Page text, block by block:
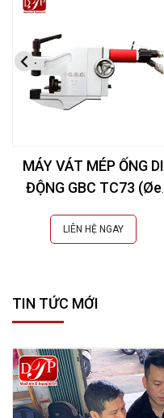
MÁY VÁT MÉP ỐNG DI
ĐỘNG GBC TC73 (Øe
LIÊN HỆ NGAY
TIN TỨC MỚI